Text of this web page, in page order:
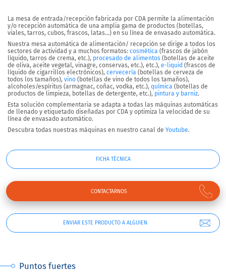
La mesa de entrada/recepción fabricada por CDA permite la alimentación
y/o recepción automática de una amplia gama de productos (botellas,
viales, tarros, cubos, frascos, latas…) en su línea de envasado automática.
Nuestra mesa automática de alimentación/ recepción se dirige a todos los
sectores de actividad y a muchos formatos: cosmética (frascos de jabón
líquido, tarros de crema, etc.), procesado de alimentos (botellas de aceite
de oliva, aceite vegetal, vinagre, conservas, etc.), etc.), e-liquid (frascos de
líquido de cigarrillos electrónicos), cervecería (botellas de cerveza de
todos los tamaños), vino (botellas de vino de todos los tamaños),
alcoholes/espíritus (armagnac, coñac, vodka, etc.), química (botellas de
productos de limpieza, botellas de detergente, etc.), pintura y barniz.
Esta solución complementaria se adapta a todas las máquinas automáticas
de llenado y etiquetado diseñadas por CDA y optimiza la velocidad de su
línea de envasado automático.
Descubra todas nuestras máquinas en nuestro canal de Youtube.
ENVIAR ESTE PRODUCTO A ALGUIEN
FICHA TÉCNICA
CONTACTARNOS
Puntos fuertes